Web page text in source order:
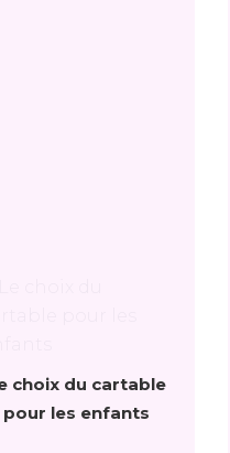
choix du cartable
pour les enfants